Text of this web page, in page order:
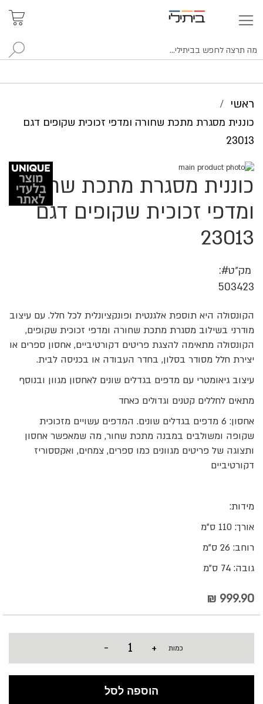
ראשי
כוננית מסגרת מתכת שחורה ומדפי זכוכית שקופים דגם
23013
כוננית מסגרת מתכת שחורה
ומדפי זכוכית שקופים דגם
23013
מק״ט
503423
הקונסולה היא תוספת אלגנטית ופונקציונלית לכל חלל. עם עיצוב
מודרני בשילוב מסגרת מתכת שחורה ומדפי זכוכית שקופים,
הקונסולה מתאימה להצגת פריטים דקורטיביים, אחסון ספרים או
יצירת חלל מסודר בסלון, בחדר העבודה או בכניסה לבית.
עיצוב גיאומטרי עם מדפים בגדלים שונים לאחסון מגוון ובנוסף
מתאים לחללים קטנים וגדולים כאחד
אחסון: 6 מדפים בגדלים שונים. המדפים עשויים מזכוכית
שקופה ומשולבים במבנה מתכת שחור, מה שמאפשר אחסון
ותצוגה של פריטים מגוונים כמו ספרים, צמחים, ואקססוריז
דקורטיביים
מידות:
אורך: 110 ס"מ
רוחב: 26 ס"מ
גובה: 74 ס"מ
999.90 ₪
כמות +
-
הוספה לסל
לדלג
לסוף
של
תמונות
לדלג
להתחלה
גלריית